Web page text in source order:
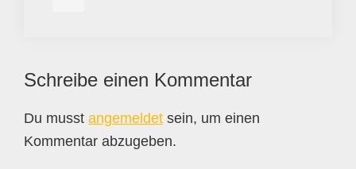
Leser-
Schreibe einen Kommentar
Du musst angemeldet sein, um einen
Kommentar abzugeben.